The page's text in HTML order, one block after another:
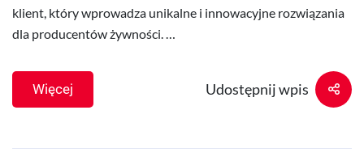
klient, który wprowadza unikalne i innowacyjne rozwiązania
dla producentów żywności. …
Więcej Udostępnij wpis